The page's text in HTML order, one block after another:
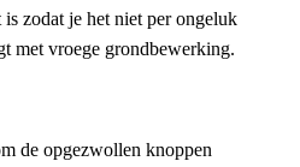
zodat je het niet per ongeluk
met vroege grondbewerking.
de opgezwollen knoppen